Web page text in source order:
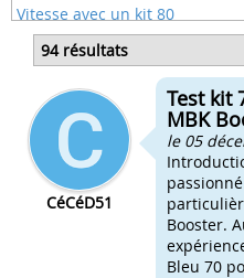
Vitesse avec un kit 80
Quel gicleur avec kit 80
Kit 80 airsal carbu 19
Kit 80 avec pot conti
Kit 80 avec pot d'origine
94 résultats
CéCéD51
Test kit
MBK
le 05
Booster.
Bleu 70